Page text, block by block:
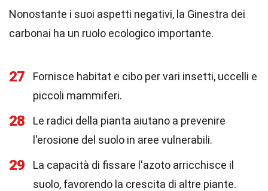
Nonostante i suoi aspetti negativi, la Ginestra dei
carbonai ha un ruolo ecologico importante.
27
Fornisce habitat e cibo per vari insetti, uccelli e
piccoli mammiferi.
28
Le radici della pianta aiutano a prevenire
l'erosione del suolo in aree vulnerabili.
29
La capacità di fissare l'azoto arricchisce il
suolo, favorendo la crescita di altre piante.